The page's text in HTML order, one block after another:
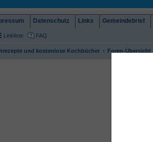
Datenschutz Links Gemeindebrief
Linkliste FAQ
und kostenlose Kochbücher Foren-Übersicht